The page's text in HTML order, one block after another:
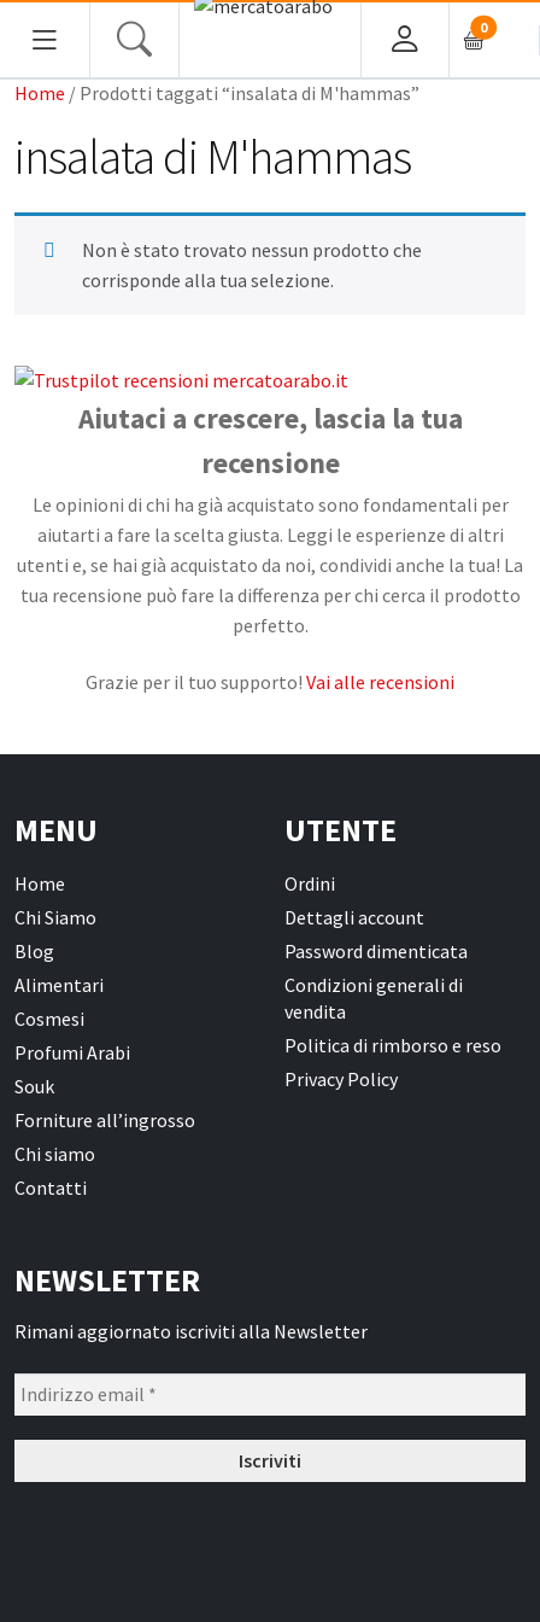
0
Home
Alimentari
Halawa/Halva
Confetture, Miele, Melasse e Creme
Spalmabili
Snack Salati e Aperitivi
Burri e Oli naturali
Make up
Profumi Arabi
Profumi per il corpo
Profumi per l'Ambiente
Profumi in Olio Roll-on
Home / Prodotti taggati “insalata di M'hammas”
insalata di M'hammas
Non è stato trovato nessun prodotto che
corrisponde alla tua selezione.
Aiutaci a crescere, lascia la tua
recensione
Le opinioni di chi ha già acquistato sono fondamentali per
aiutarti a fare la scelta giusta. Leggi le esperienze di altri
utenti e, se hai già acquistato da noi, condividi anche la tua! La
tua recensione può fare la differenza per chi cerca il prodotto
perfetto.
Grazie per il tuo supporto! Vai alle recensioni
MENU
Home
Chi Siamo
Blog
Alimentari
Cosmesi
Profumi Arabi
Souk
Forniture all’ingrosso
Chi siamo
Contatti
UTENTE
Ordini
Dettagli account
Password dimenticata
Condizioni generali di
vendita
Politica di rimborso e reso
Privacy Policy
NEWSLETTER
Rimani aggiornato iscriviti alla Newsletter